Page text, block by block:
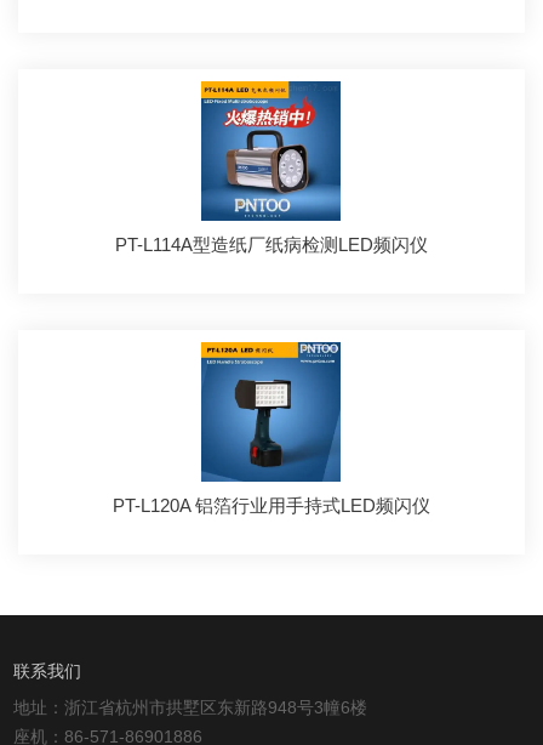
PT-L114A型造纸厂纸病检测LED频闪仪
PT-L120A 铝箔行业用手持式LED频闪仪
联系我们
地址：浙江省杭州市拱墅区东新路948号3幢6楼
座机：86-571-86901886